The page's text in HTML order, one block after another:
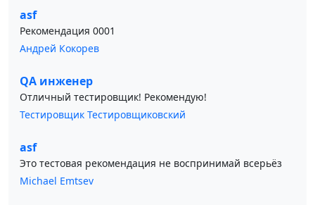
asf
Рекомендация 0001
Андрей Кокорев
QA инженер
Отличный тестировщик! Рекомендую!
Тестировщик Тестировщиковский
asf
Это тестовая рекомендация не воспринимай всерьёз
Michael Emtsev